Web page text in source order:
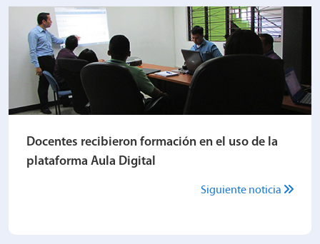
Docentes recibieron formación en el uso de la
plataforma Aula Digital
Siguiente noticia